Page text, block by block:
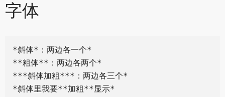
字体
*斜体*：两边各一个*
**粗体**：两边各两个*
***斜体加粗***：两边各三个*
*斜体里我要**加粗**显示*